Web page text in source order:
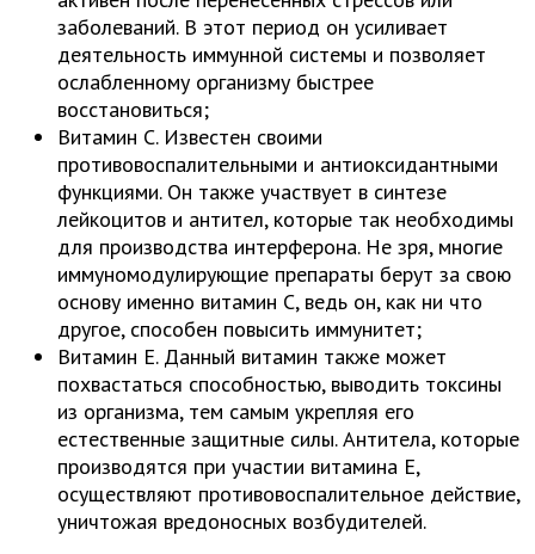
заболеваний. В этот период он усиливает
деятельность иммунной системы и позволяет
ослабленному организму быстрее
восстановиться;
Витамин С. Известен своими
противовоспалительными и антиоксидантными
функциями. Он также участвует в синтезе
лейкоцитов и антител, которые так необходимы
для производства интерферона. Не зря, многие
иммуномодулирующие препараты берут за свою
основу именно витамин С, ведь он, как ни что
другое, способен повысить иммунитет;
Витамин Е. Данный витамин также может
похвастаться способностью, выводить токсины
из организма, тем самым укрепляя его
естественные защитные силы. Антитела, которые
производятся при участии витамина Е,
осуществляют противовоспалительное действие,
уничтожая вредоносных возбудителей.